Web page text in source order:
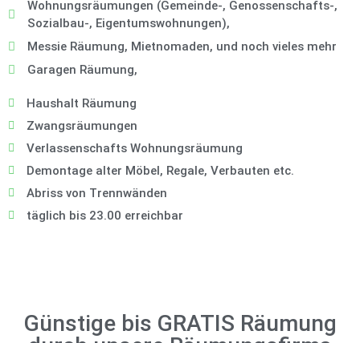
Wohnungsräumungen (Gemeinde-, Genossenschafts-,
Sozialbau-, Eigentumswohnungen),
Messie Räumung, Mietnomaden, und noch vieles mehr
Garagen Räumung,
Haushalt Räumung
Zwangsräumungen
Verlassenschafts Wohnungsräumung
Demontage alter Möbel, Regale, Verbauten etc.
Abriss von Trennwänden
täglich bis 23.00 erreichbar
Günstige bis GRATIS Räumung